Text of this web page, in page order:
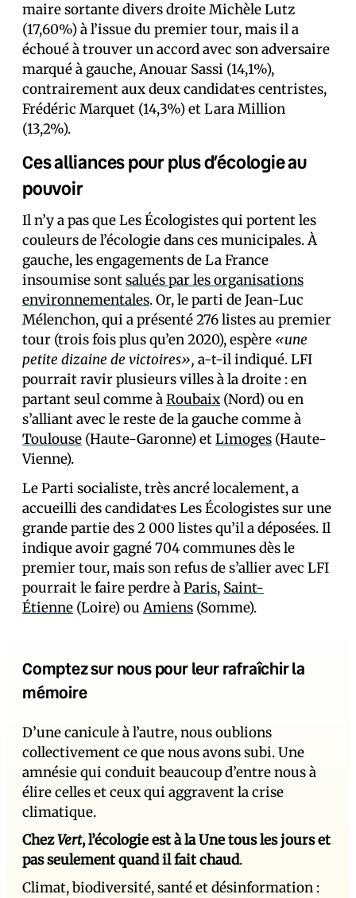
maire sortante divers droite Michèle Lutz
(17,60%) à l’issue du premier tour, mais il a
échoué à trouver un accord avec son adversaire
marqué à gauche, Anouar Sassi (14,1%),
contrairement aux deux candidat·es centristes,
Frédéric Marquet (14,3%) et Lara Million
(13,2%).
Ces alliances pour plus d’écologie au
pouvoir
Il n’y a pas que Les Écologistes qui portent les
couleurs de l’écologie dans ces municipales. À
gauche, les engagements de La France
insoumise sontsalués par les organisations
environnementales. Or, le parti de Jean-Luc
Mélenchon, qui a présenté 276 listes au premier
tour (trois fois plus qu’en 2020), espère «une
petite dizaine de victoires», a-t-il indiqué. LFI
pourrait ravir plusieurs villes à la droite : en
partant seul comme àRoubaix (Nord) ou en
s’alliant avec le reste de la gauche comme à
Toulouse (Haute-Garonne) etLimoges (Haute-
Vienne).
Le Parti socialiste, très ancré localement, a
accueilli des candidat·es Les Écologistes sur une
grande partie des 2 000 listes qu’il a déposées. Il
indique avoir gagné 704 communes dès le
premier tour, mais son refus de s’allier avec LFI
pourrait le faire perdre àParis, Saint-
Étienne (Loire) ouAmiens (Somme).
Comptez sur nous pour leur rafraîchir la
mémoire
D’une canicule à l’autre, nous oublions
collectivement ce que nous avons subi. Une
amnésie qui conduit beaucoup d’entre nous à
élire celles et ceux qui aggravent la crise
climatique.
ChezVert, l’écologie est à la Une tous les jours et
pas seulement quand il fait chaud.
Climat, biodiversité, santé et désinformation :